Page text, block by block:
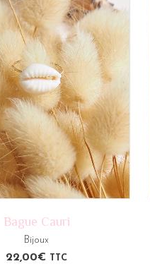
Bague Cauri
Bijoux
22,00€ TTC